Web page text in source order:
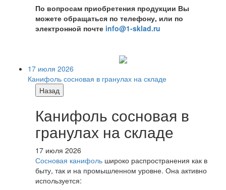
По вопросам приобретения продукции Вы
можете обращаться по телефону, или по
электронной почте info@1-sklad.ru
17 июля 2026
Канифоль сосновая в гранулах на складе
Назад
Канифоль сосновая в
гранулах на складе
17 июля 2026
Сосновая канифоль широко распространения как в
быту, так и на промышленном уровне. Она активно
используется: